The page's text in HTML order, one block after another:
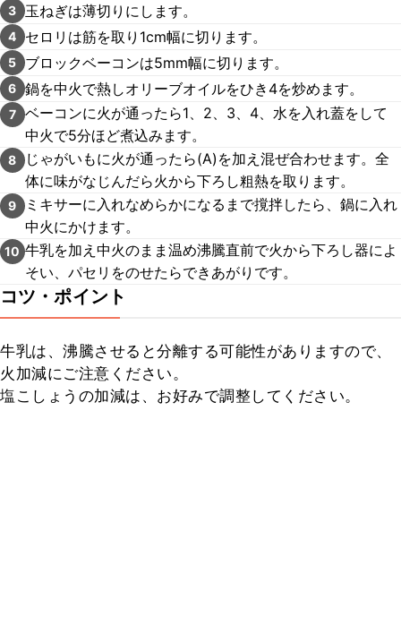
3 玉ねぎは薄切りにします。
4 セロリは筋を取り1cm幅に切ります。
5 ブロックベーコンは5mm幅に切ります。
6 鍋を中火で熱しオリーブオイルをひき4を炒めます。
7 ベーコンに火が通ったら1、2、3、4、水を入れ蓋をして
中火で5分ほど煮込みます。
8
じゃがいもに火が通ったら(A)を加え混ぜ合わせます。全
体に味がなじんだら火から下ろし粗熱を取ります。
9
ミキサーに入れなめらかになるまで撹拌したら、鍋に入れ
中火にかけます。
10 牛乳を加え中火のまま温め沸騰直前で火から下ろし器によ
そい、パセリをのせたらできあがりです。
コツ・ポイント
牛乳は、沸騰させると分離する可能性がありますので、
火加減にご注意ください。
塩こしょうの加減は、お好みで調整してください。